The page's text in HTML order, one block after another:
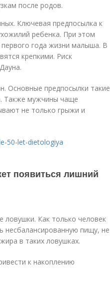
после родов.
Ключевая предпосылка к
ребенка. При этом
года жизни малыша. В
крепкими. Риск
Основные предпосылки такие
Также мужчины чаще
не только грыжи и
50-let-dietologiya
появиться лишний
Как только человек
несбалансированную пищу, не
в таких ловушках.
к накоплению